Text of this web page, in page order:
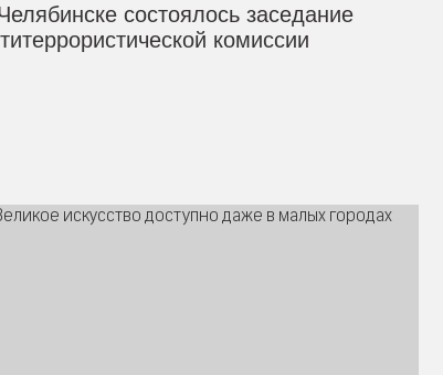
состоялось заседание
комиссии